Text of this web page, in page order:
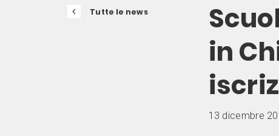
Tutte le news
in
13 dicembre